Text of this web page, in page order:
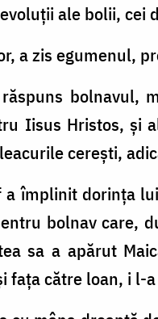
ale bolii, cei
a zis egumenul,
bolnavul,
Iisus Hristos, şi
cereşti,
împlinit dorinţa
bolnav care,
sa a apărut
faţa către loan, i l-